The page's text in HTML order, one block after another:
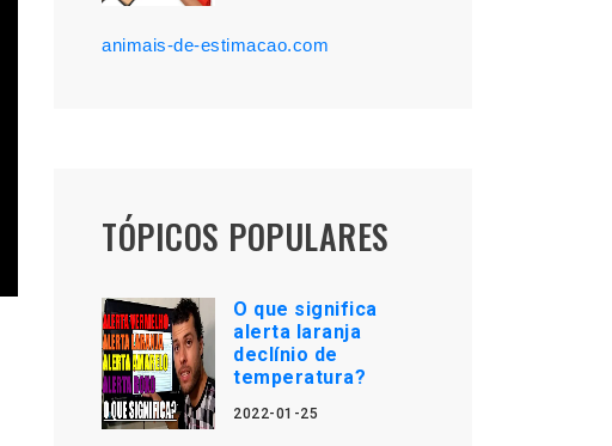
animais-de-estimacao.com
TÓPICOS POPULARES
O que significa
alerta laranja
declínio de
temperatura?
2022-01-25